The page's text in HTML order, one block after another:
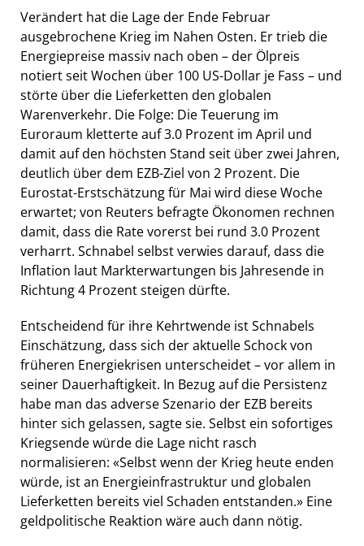
Verändert hat die Lage der Ende Februar
ausgebrochene Krieg im Nahen Osten. Er trieb die
Energiepreise massiv nach oben – der Ölpreis
notiert seit Wochen über 100 US-Dollar je Fass – und
störte über die Lieferketten den globalen
Warenverkehr. Die Folge: Die Teuerung im
Euroraum kletterte auf 3.0 Prozent im April und
damit auf den höchsten Stand seit über zwei Jahren,
deutlich über dem EZB-Ziel von 2 Prozent. Die
Eurostat-Erstschätzung für Mai wird diese Woche
erwartet; von Reuters befragte Ökonomen rechnen
damit, dass die Rate vorerst bei rund 3.0 Prozent
verharrt. Schnabel selbst verwies darauf, dass die
Inflation laut Markterwartungen bis Jahresende in
Richtung 4 Prozent steigen dürfte.
Entscheidend für ihre Kehrtwende ist Schnabels
Einschätzung, dass sich der aktuelle Schock von
früheren Energiekrisen unterscheidet – vor allem in
seiner Dauerhaftigkeit. In Bezug auf die Persistenz
habe man das adverse Szenario der EZB bereits
hinter sich gelassen, sagte sie. Selbst ein sofortiges
Kriegsende würde die Lage nicht rasch
normalisieren: «Selbst wenn der Krieg heute enden
würde, ist an Energieinfrastruktur und globalen
Lieferketten bereits viel Schaden entstanden.» Eine
geldpolitische Reaktion wäre auch dann nötig.